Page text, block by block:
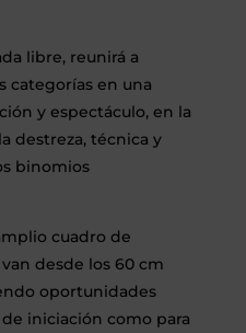
libre, reunirá a
categorías en una
y espectáculo, en la
destreza, técnica y
binomios
cuadro de
desde los 60 cm
oportunidades
iniciación como para